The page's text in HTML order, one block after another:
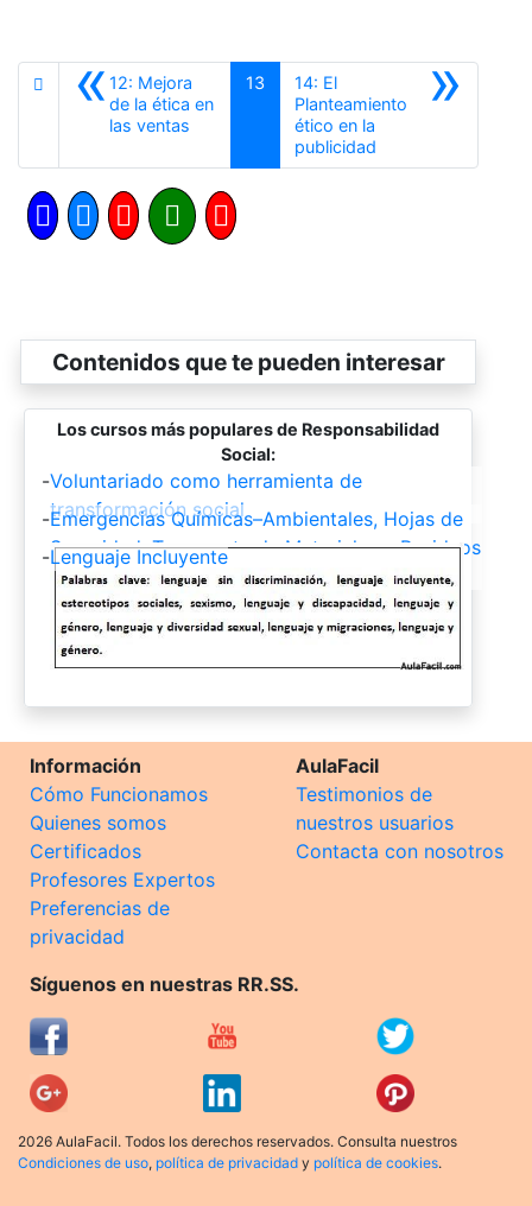
«12: Mejora
de la ética en
las ventas
13 »
14: El
Planteamiento
ético en la
publicidadSiguiente
Contenidos que te pueden interesar
Los cursos más populares de Responsabilidad
Social:
-Voluntariado como herramienta de
transformación social
-Emergencias Químicas–Ambientales, Hojas de
Seguridad, Transporte de Materiales y Residuos
Peligrosos, Principios de Toxicología
-Lenguaje Incluyente
Información
Cómo Funcionamos
Quienes somos
Certificados
Profesores Expertos
Preferencias de
privacidad
AulaFacil
Testimonios de
nuestros usuarios
Contacta con nosotros
Síguenos en nuestras RR.SS.
2026 AulaFacil. Todos los derechos reservados. Consulta nuestros
Condiciones de uso, política de privacidad y política de cookies.